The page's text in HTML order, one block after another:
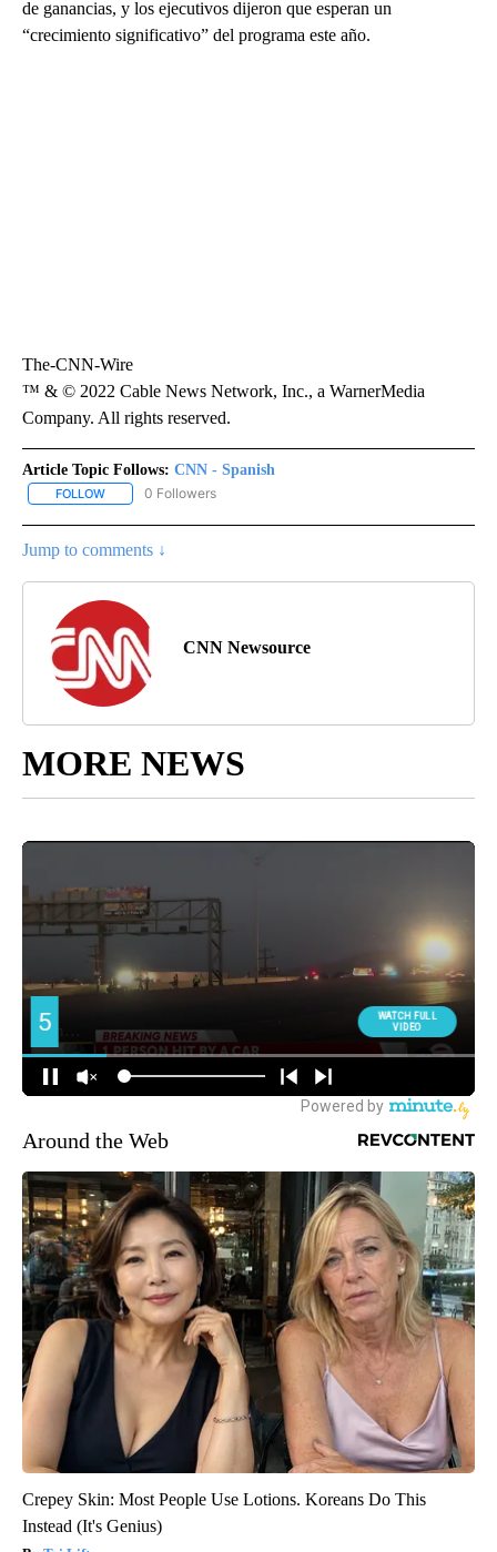
de ganancias, y los ejecutivos dijeron que esperan un
“crecimiento significativo” del programa este año.
The-CNN-Wire
™ & © 2022 Cable News Network, Inc., a WarnerMedia
Company. All rights reserved.
Article Topic Follows: CNN - Spanish
FOLLOW FOLLOW "CNN - SPANISH" TO RECEIVE NOTIFICATIONS ABOUT
0 Followers
Jump to comments ↓
CNN Newsource
MORE NEWS
Around the Web
Crepey Skin: Most People Use Lotions. Koreans Do This
Instead (It's Genius)